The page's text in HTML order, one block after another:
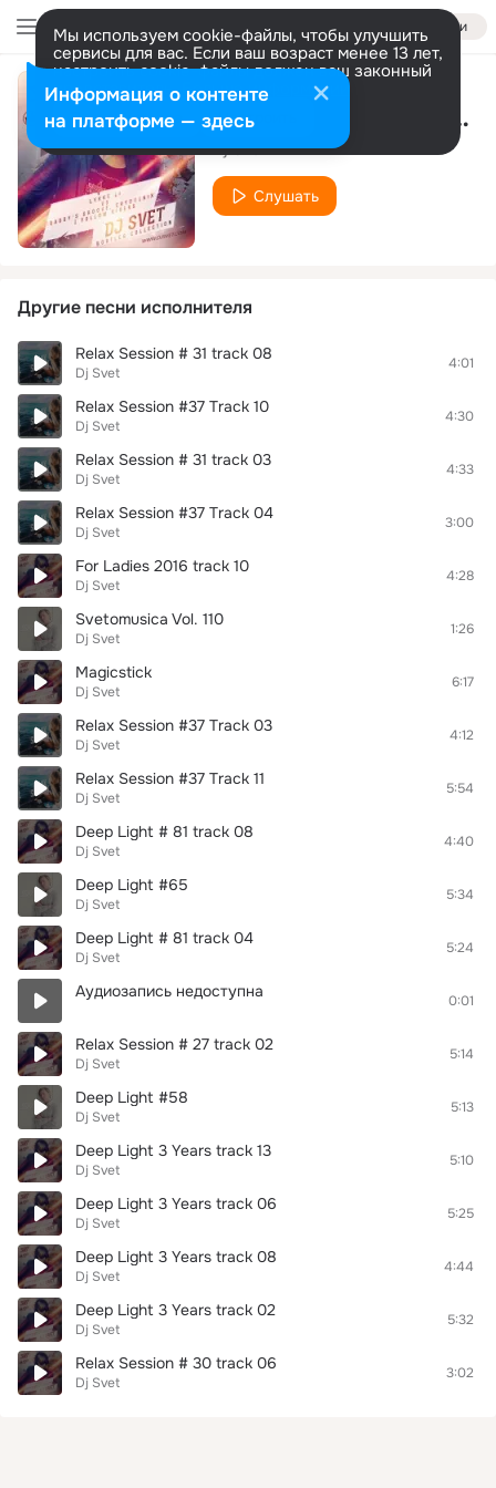
Войти
Мы используем cookie-файлы, чтобы улучшить
сервисы для вас. Если ваш возраст менее 13 лет,
настроить cookie-файлы должен ваш законный
представитель. Больше информации
Разрешить все Настроить DEEP LIGHT # 82 track 08
Dj Svet
Слушать
Другие песни исполнителя
Relax Session # 31 track 08
Dj Svet
4:01
Relax Session #37 Track 10
Dj Svet
4:30
Relax Session # 31 track 03
Dj Svet
4:33
Relax Session #37 Track 04
Dj Svet
3:00
For Ladies 2016 track 10
Dj Svet
4:28
Svetomusica Vol. 110
Dj Svet
1:26
Magicstick
Dj Svet
6:17
Relax Session #37 Track 03
Dj Svet
4:12
Relax Session #37 Track 11
Dj Svet
5:54
Deep Light # 81 track 08
Dj Svet
4:40
Deep Light #65
Dj Svet
5:34
Deep Light # 81 track 04
Dj Svet
5:24
Аудиозапись недоступна 0:01
Relax Session # 27 track 02
Dj Svet
5:14
Deep Light #58
Dj Svet
5:13
Deep Light 3 Years track 13
Dj Svet
5:10
Deep Light 3 Years track 06
Dj Svet
5:25
Deep Light 3 Years track 08
Dj Svet
4:44
Deep Light 3 Years track 02
Dj Svet
5:32
Relax Session # 30 track 06
Dj Svet
3:02
Информация о контенте
на платформе — здесь